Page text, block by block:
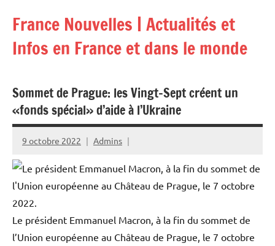
contenu
France Nouvelles | Actualités et
Infos en France et dans le monde
Sommet de Prague: les Vingt-Sept créent un
«fonds spécial» d’aide à l’Ukraine
9 octobre 2022 Admins
Le président Emmanuel Macron, à la fin du sommet de
l’Union européenne au Château de Prague, le 7 octobre